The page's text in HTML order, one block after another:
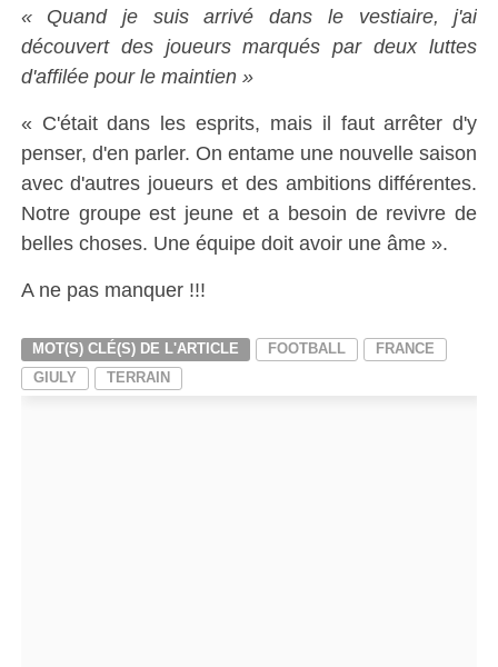
« Quand je suis arrivé dans le vestiaire, j'ai
découvert des joueurs marqués par deux luttes
d'affilée pour le maintien »
« C'était dans les esprits, mais il faut arrêter d'y
penser, d'en parler. On entame une nouvelle saison
avec d'autres joueurs et des ambitions différentes.
Notre groupe est jeune et a besoin de revivre de
belles choses. Une équipe doit avoir une âme ».
A ne pas manquer !!!
MOT(S) CLÉ(S) DE L'ARTICLE FOOTBALL
FRANCE
GIULY
TERRAIN